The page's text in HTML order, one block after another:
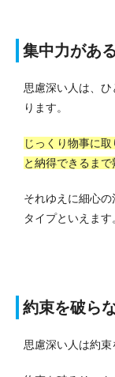
集中力があ
思慮深い人は、
ります。
じっくり物事に
と納得できるまで
それゆえに細心
タイプといえます
約束を破ら
思慮深い人は約束